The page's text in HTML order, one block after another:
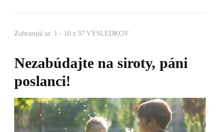
Zobrazujú sa: 1 - 10 z 37 VÝSLEDKOV
Nezabúdajte na siroty, páni
poslanci!